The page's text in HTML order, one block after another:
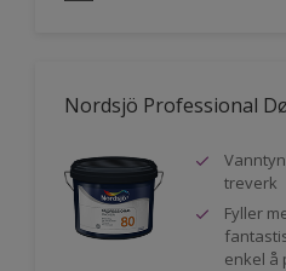
Nordsjö Professional
treverk
Fyller
enkel å